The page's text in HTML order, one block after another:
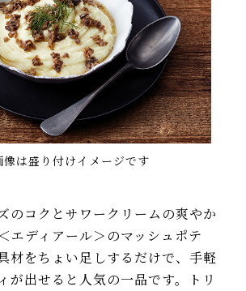
は盛り付けイメージです
のコクとサワークリームの爽やか
エディアール＞のマッシュポテ
材をちょい足しするだけで、手軽
が出せると人気の一品です。トリ